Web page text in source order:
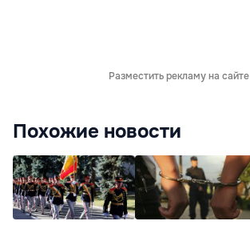
Разместить рекламу на сайте
Похожие новости